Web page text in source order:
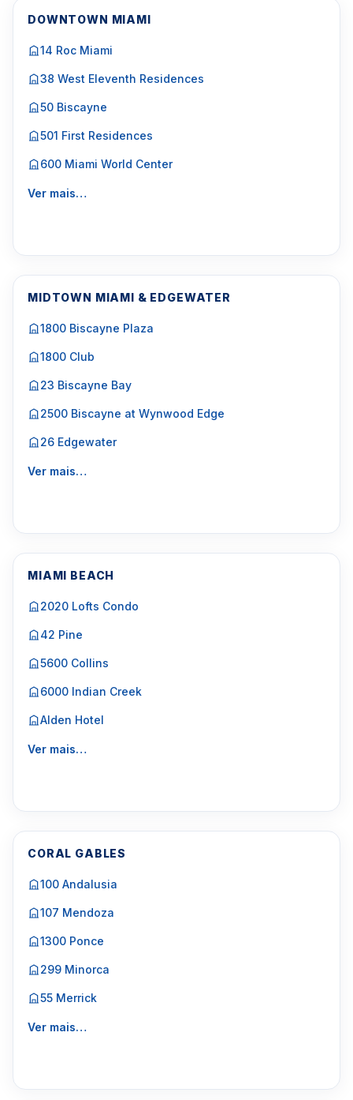
DOWNTOWN MIAMI
14 Roc Miami
38 West Eleventh Residences
50 Biscayne
501 First Residences
600 Miami World Center
Ver mais…
MIDTOWN MIAMI & EDGEWATER
1800 Biscayne Plaza
1800 Club
23 Biscayne Bay
2500 Biscayne at Wynwood Edge
26 Edgewater
Ver mais…
MIAMI BEACH
2020 Lofts Condo
42 Pine
5600 Collins
6000 Indian Creek
Alden Hotel
Ver mais…
CORAL GABLES
100 Andalusia
107 Mendoza
1300 Ponce
299 Minorca
55 Merrick
Ver mais…